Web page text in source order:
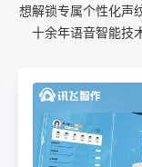
想解锁专属个性化声
十余年语音智能技